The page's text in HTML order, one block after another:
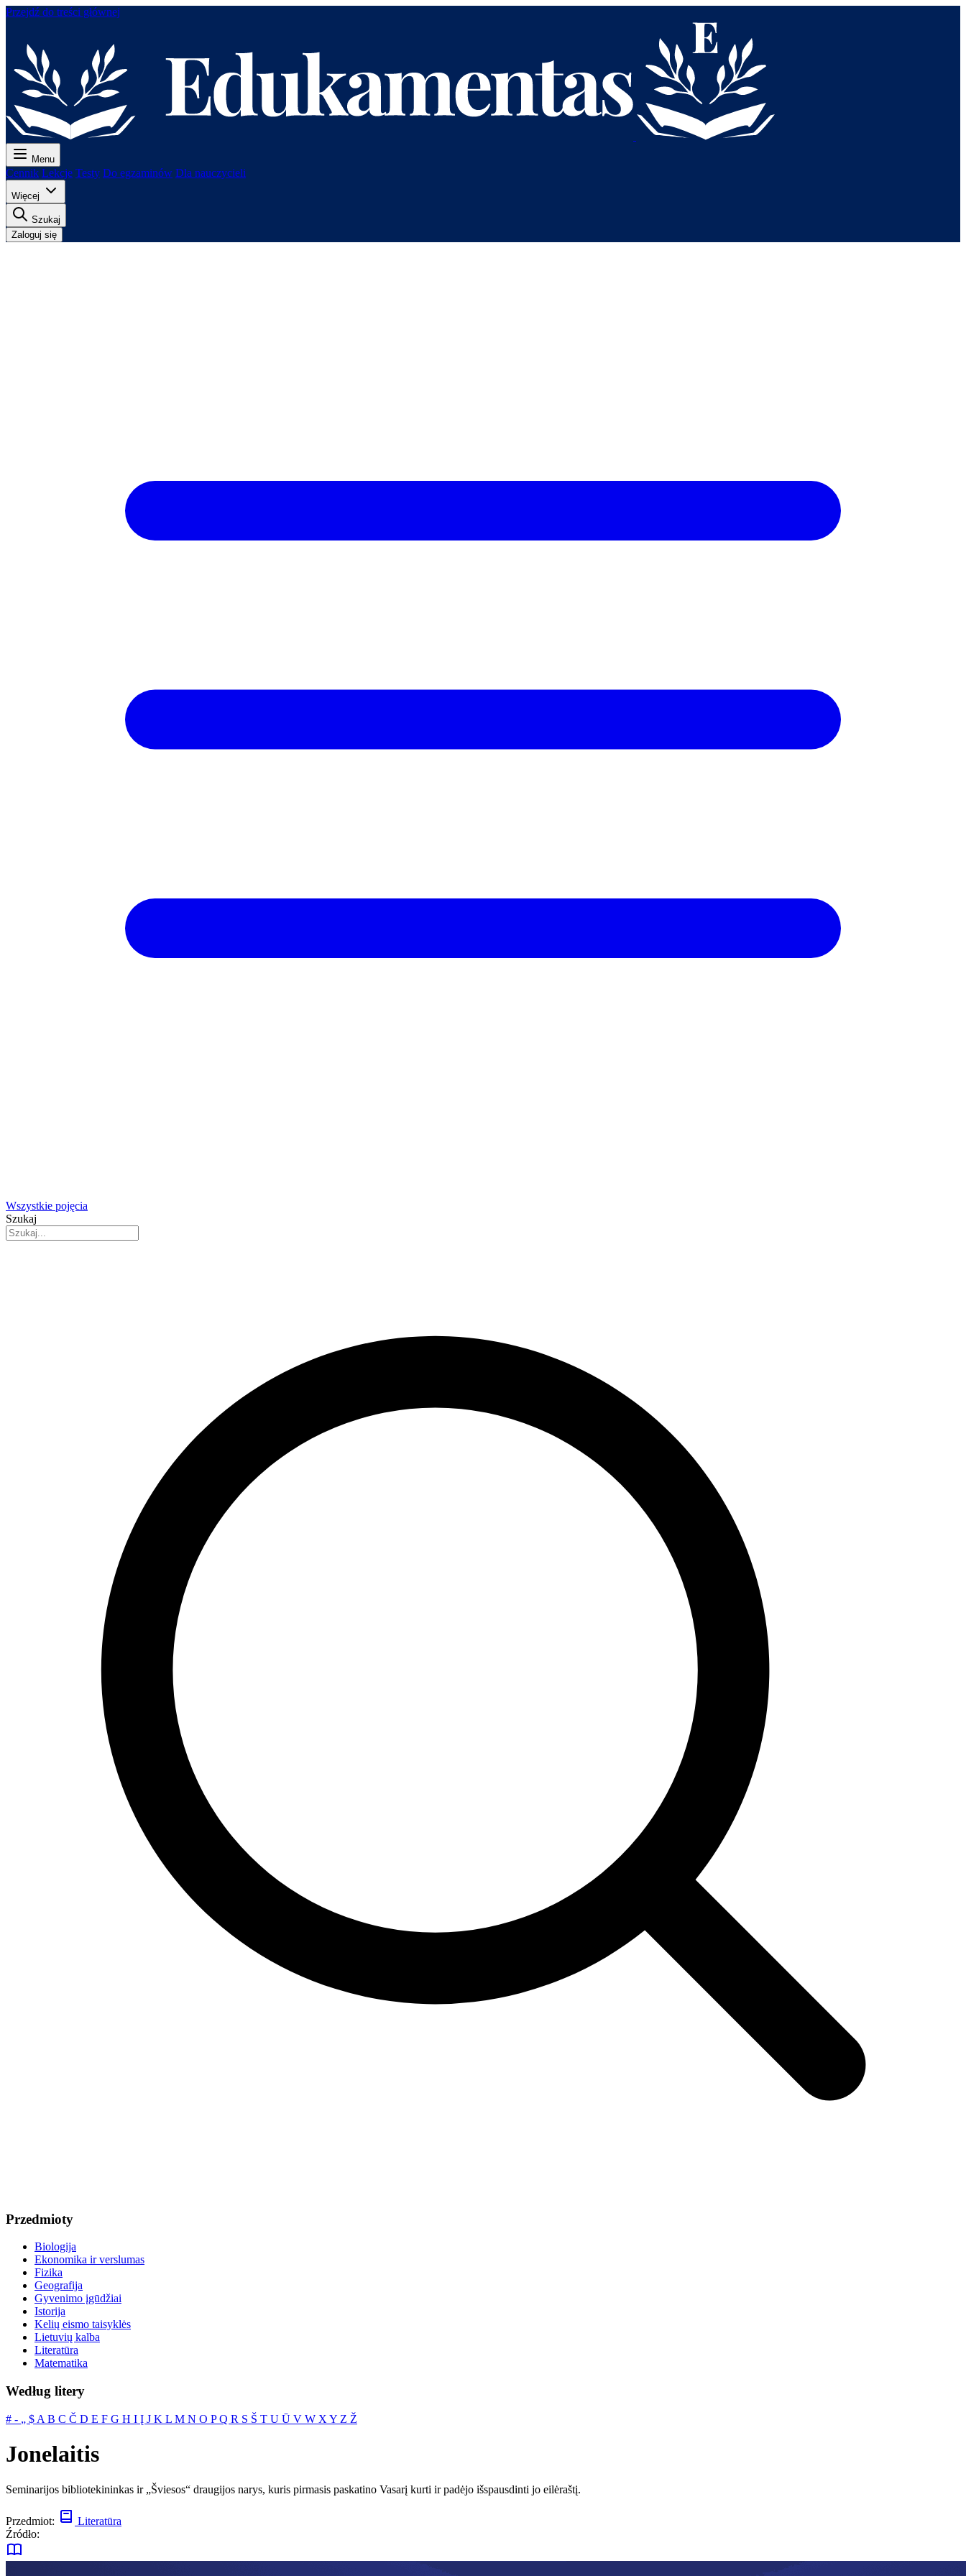
Przejdź do treści głównej
Menu
Cennik Lekcje Testy Do egzaminów Dla nauczycieli
Więcej
Szukaj
Zaloguj się
Wszystkie pojęcia
Szukaj
Przedmioty
Biologija
Ekonomika ir verslumas
Fizika
Geografija
Gyvenimo įgūdžiai
Istorija
Kelių eismo taisyklės
Lietuvių kalba
Literatūra
Matematika
Według litery
# ‐ „ $ A B C Č D E F G H I Į J K L M N O PQ R S Š T U Ū V W X Y Z Ž
Jonelaitis
Seminarijos bibliotekininkas ir „Šviesos“ draugijos narys, kuris pirmasis paskatino Vasarį kurti ir padėjo išspausdinti jo eilėraštį.
Przedmiot:
Literatūra
Źródło: